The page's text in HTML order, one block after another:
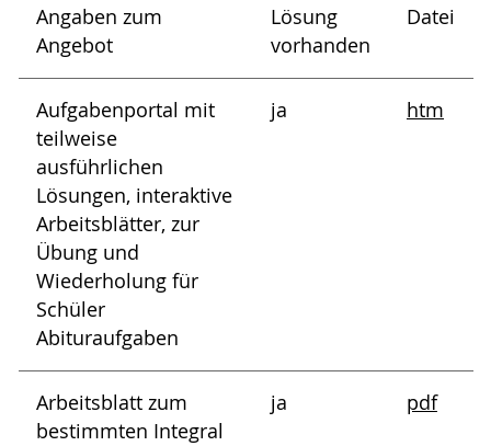
Angaben zum
Angebot
Lösung
vorhanden
Datei
Aufgabenportal mit
teilweise
ausführlichen
Lösungen, interaktive
Arbeitsblätter, zur
Übung und
Wiederholung für
Schüler
Abituraufgaben
ja htm
Arbeitsblatt zum
bestimmten Integral
ja pdf